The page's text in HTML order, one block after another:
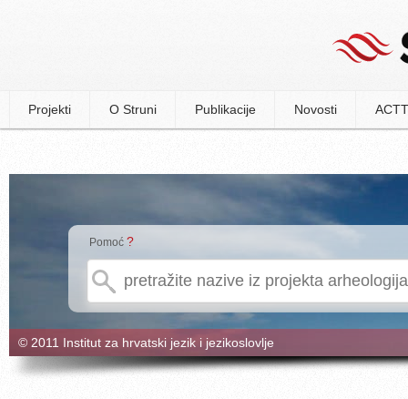
Projekti O Struni Publikacije Novosti
Pomoć ?
© 2011 Institut za hrvatski jezik i jezikoslovlje